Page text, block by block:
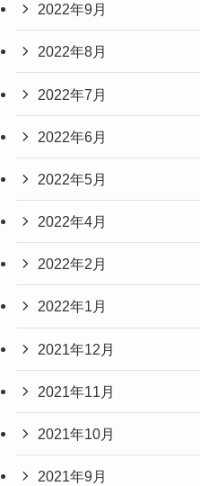
2022年9月
2022年8月
2022年7月
2022年6月
2022年5月
2022年4月
2022年2月
2022年1月
2021年12月
2021年11月
2021年10月
2021年9月